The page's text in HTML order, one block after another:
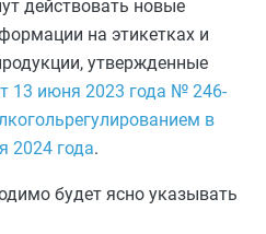
действовать новые
на этикетках и
утвержденные
13 июня 2023 года № 246-
в
2024 года.
будет ясно указывать